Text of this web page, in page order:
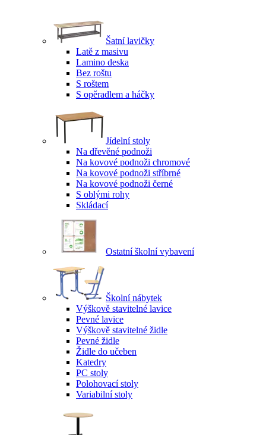
Šatní lavičky
Latě z masivu
Lamino deska
Bez roštu
S roštem
S opěradlem a háčky
Jídelní stoly
Na dřevěné podnoži
Na kovové podnoži chromové
Na kovové podnoži stříbrné
Na kovové podnoži černé
S oblými rohy
Skládací
Ostatní školní vybavení
Školní nábytek
Výškově stavitelné lavice
Pevné lavice
Výškově stavitelné židle
Pevné židle
Židle do učeben
Katedry
PC stoly
Polohovací stoly
Variabilní stoly